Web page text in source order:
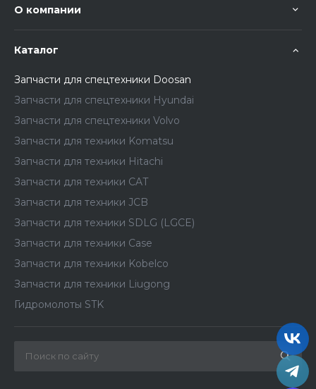
О компании
Каталог
Запчасти для спецтехники Doosan
Запчасти для спецтехники Hyundai
Запчасти для спецтехники Volvo
Запчасти для техники Komatsu
Запчасти для техники Hitachi
Запчасти для техники CAT
Запчасти для техники JCB
Запчасти для техники SDLG (LGCE)
Запчасти для техники Case
Запчасти для техники Kobelco
Запчасти для техники Liugong
Гидромолоты STK